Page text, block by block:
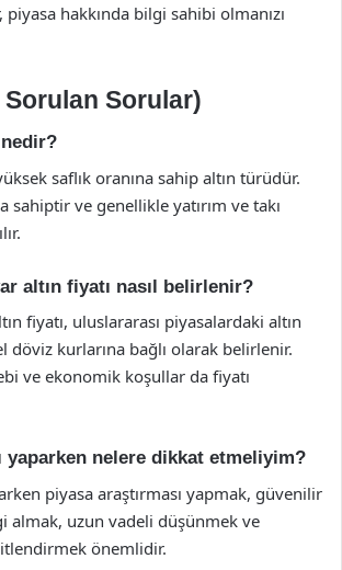
hakkında bilgi sahibi olmanızı
Sorulan Sorular)
nedir?
saflık oranına sahip altın türüdür.
sahiptir ve genellikle yatırım ve takı
altın fiyatı nasıl belirlenir?
fiyatı, uluslararası piyasalardaki altın
döviz kurlarına bağlı olarak belirlenir.
ve ekonomik koşullar da fiyatı
yaparken nelere dikkat etmeliyim?
piyasa araştırması yapmak, güvenilir
almak, uzun vadeli düşünmek ve
önemlidir.